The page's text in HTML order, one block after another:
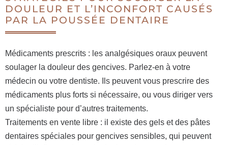
DOULEUR ET L’INCONFORT CAUSÉS
PAR LA POUSSÉE DENTAIRE
Médicaments prescrits : les analgésiques oraux peuvent
soulager la douleur des gencives. Parlez-en à votre
médecin ou votre dentiste. Ils peuvent vous prescrire des
médicaments plus forts si nécessaire, ou vous diriger vers
un spécialiste pour d’autres traitements.
Traitements en vente libre : il existe des gels et des pâtes
dentaires spéciales pour gencives sensibles, qui peuvent